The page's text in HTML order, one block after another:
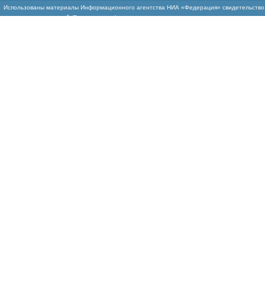
Использованы материалы Информационного агентства НИА «Федерация»
массовых коммуникаций (Роскомнадзор)